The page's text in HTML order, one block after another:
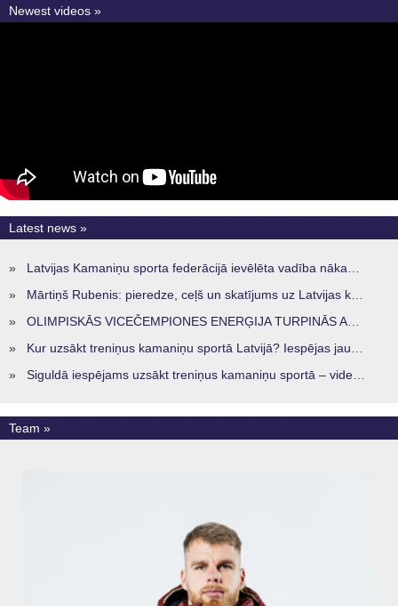
Newest videos »
Latest news »
» Latvijas Kamaniņu sporta federācijā ievēlēta vadība nākamajam četru gadu termiņam
» Mārtiņš Rubenis: pieredze, ceļš un skatījums uz Latvijas kamaniņu sportu
» OLIMPISKĀS VICEČEMPIONES ENERĢIJA TURPINĀS ARĪ STARPSEZONĀ
» Kur uzsākt treniņus kamaniņu sportā Latvijā? Iespējas jaunajiem sportistiem visos reģionos
» Siguldā iespējams uzsākt treniņus kamaniņu sportā – vide, kur veidojas nākamā sportistu paaudze
Team »